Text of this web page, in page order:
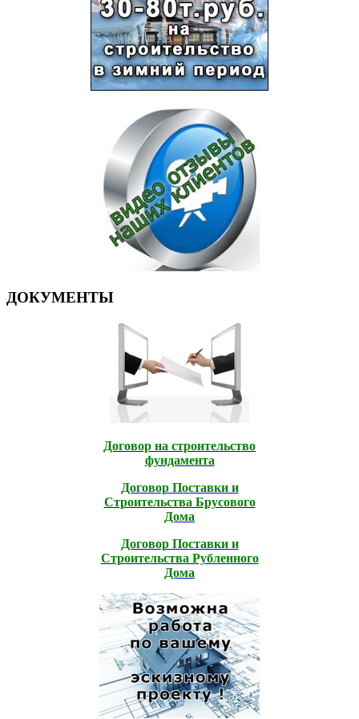
ДОКУМЕНТЫ
Договор на строительство
фундамента
Договор Поставки и
Строительcтва Брусового
Дома
Договор Поставки и
Строительcтва Рубленного
Дома